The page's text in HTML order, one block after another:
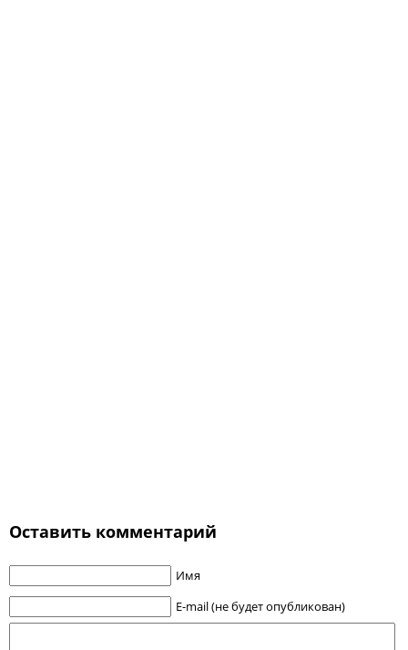
Оставить комментарий
Имя
E-mail (не будет опубликован)